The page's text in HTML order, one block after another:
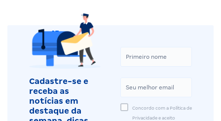
Cadastre-se e
receba as
notícias em
destaque da
Concordo com a Política de
Privacidade e aceito